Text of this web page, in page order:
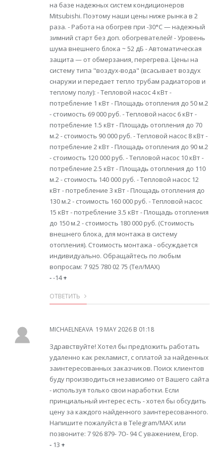
на базе надежных систем кондиционеров
Mitsubishi. Поэтому наши цены ниже рынка в 2
раза. - Работа на обогрев при -30°С — надежный
зимний старт без доп. обогревателей! - Уровень
шума внешнего блока ~ 52 дБ - Автоматическая
защита — от обмерзания, перегрева. Цены на
систему типа "воздух-вода" (всасывает воздух
снаружи и передает тепло трубам радиаторов и
теплому полу): - Тепловой насос 4 кВт -
потребление 1 кВт - Площадь отопления до 50 м.2
- стоимость 69 000 руб. - Тепловой насос 6 кВт -
потребление 1.5 кВт - Площадь отопления до 70
м.2 - стоимость 90 000 руб. - Тепловой насос 8 кВт -
потребление 2 кВт - Площадь отопления до 90 м.2
- стоимость 120 000 руб. - Тепловой насос 10 кВт -
потребление 2.5 кВт - Площадь отопления до 110
м.2 - стоимость 140 000 руб. - Тепловой насос 12
кВт - потребление 3 кВт - Площадь отопления до
130 м.2 - стоимость 160 000 руб. - Тепловой насос
15 кВт - потребление 3.5 кВт - Площадь отопления
до 150 м.2 - стоимость 180 000 руб. (Стоимость
внешнего блока, для монтажа в систему
отопления). Стоимость монтажа - обсуждается
индивидуально. Обращайтесь по любым
вопросам: 7 925 780 02 75 (Тел/MAX)
--14+
ОТВЕТИТЬ
MICHAELNEAVA 19 MAY 2026 В 01:18
Здравствуйте! Хотел бы предложить работать
удаленно как рекламист, с оплатой за найденных
заинтересованных заказчиков. Поиск клиентов
буду производиться независимо от Вашего сайта
- используя только свои наработки. Если
принциальный интерес есть - хотел бы обсудить
цену за каждого найденного заинтересованного.
Напишите пожалуйста в Telegram/MAX или
позвоните: 7 926 879- 7O- 94 С уважением, Егор.
- 13 +